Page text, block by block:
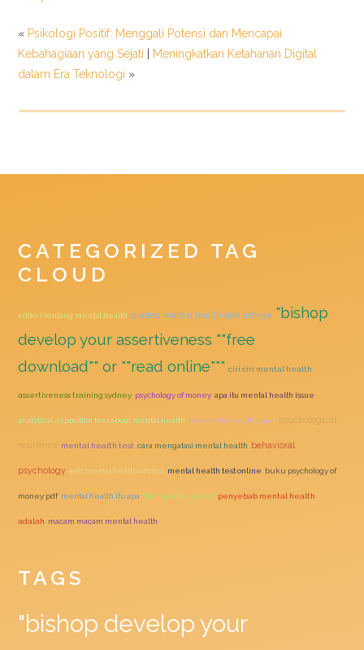
« Psikologi Positif: Menggali Potensi dan Mencapai
Kebahagiaan yang Sejati
Meningkatkan Ketahanan Digital
dalam Era Teknologi »
CATEGORIZED TAG
CLOUD
artikel tentang mental health quotes mental health dan artinya "bishop
develop your assertiveness ""free
download"" or ""read online""" ciri ciri mental health
assertiveness training sydney psychology of money apa itu mental health issue
analytical exposition text about mental health tes mental health unair psychological
resilience mental health test cara mengatasi mental health behavioral
psychology self mental health artinya mental health test online buku psychology of
money pdf mental health itu apa film mental health penyebab mental health
adalah macam macam mental health
TAGS
"bishop develop your